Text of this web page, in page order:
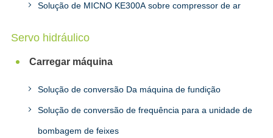
Solução de MICNO KE300A sobre compressor de ar
Servo hidráulico
Carregar máquina
Solução de conversão Da máquina de fundição
Solução de conversão de frequência para a unidade de
bombagem de feixes